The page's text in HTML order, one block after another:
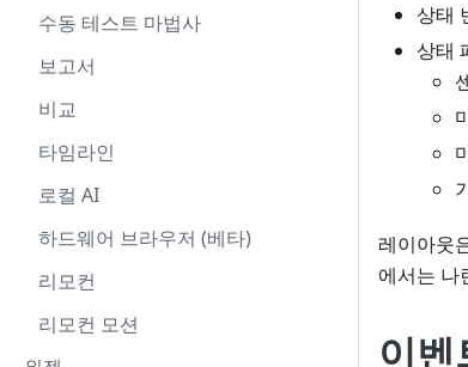
수동 테스트 마법사
보고서
비교
타임라인
로컬 AI
하드웨어 브라우저 (베타)
리모컨
리모컨 모션
상태
상태
레이아웃
에서는 나
이벤